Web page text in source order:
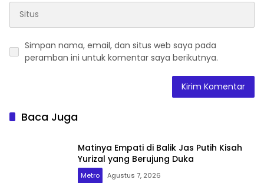
Simpan nama, email, dan situs web saya pada
peramban ini untuk komentar saya berikutnya.
Baca Juga
Matinya Empati di Balik Jas Putih Kisah
Yurizal yang Berujung Duka
Metro Agustus 7, 2026